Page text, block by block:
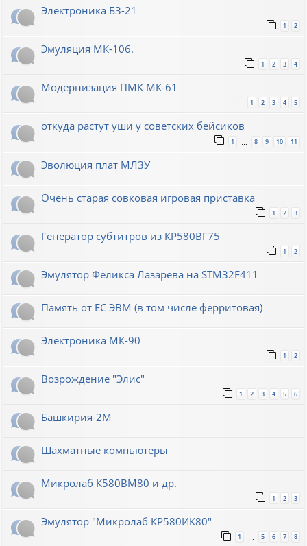
Электроника Б3-21
1 2
Эмуляция МК-106.
1 2 3 4
Модернизация ПМК МК-61
1 2 3 4 5
откуда растут уши у советских бейсиков
1 8 9 10 11
Эволюция плат МЛЗУ
Очень старая совковая игровая приставка
1 2 3
Генератор субтитров из КР580ВГ75
1 2
Эмулятор Феликса Лазарева на STM32F411
Память от ЕС ЭВМ (в том числе ферритовая)
Электроника МК-90
1 2
Возрождение "Элис"
1 2 3 4 5 6
Башкирия-2М
Шахматные компьютеры
Микролаб К580ВМ80 и др.
1 2 3
Эмулятор "Микролаб КР580ИК80"
1 … 5 6 7 8